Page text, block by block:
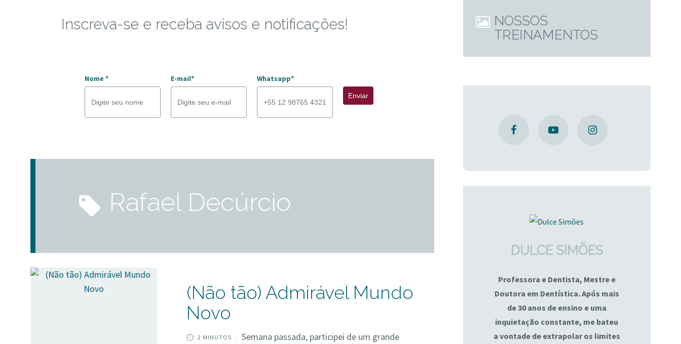
Inscreva-se e receba avisos e notificações!
Nome * E-mail* Whatsapp*
Enviar
Rafael Decúrcio
(Não tão) Admirável Mundo
Novo
2 MINUTOS
Semana passada, participei de um grande
NOSSOS
TREINAMENTOS
DULCE SIMÕES
Professora e Dentista, Mestre e
Doutora em Dentística. Após mais
de 30 anos de ensino e uma
inquietação constante, me bateu
a vontade de extrapolar os limites